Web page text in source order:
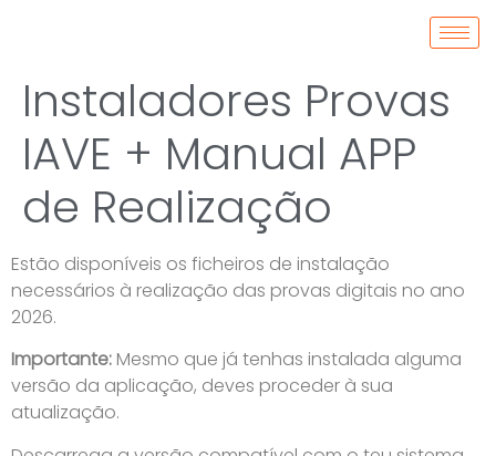
Instaladores Provas
IAVE + Manual APP
de Realização
Estão disponíveis os ficheiros de instalação
necessários à realização das provas digitais no ano
2026.
Importante: Mesmo que já tenhas instalada alguma
versão da aplicação, deves proceder à sua
atualização.